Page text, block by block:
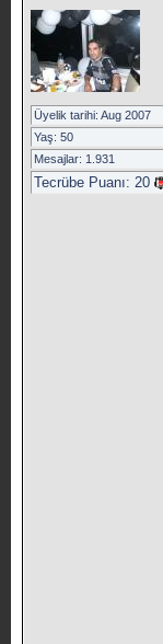
Üyelik tarihi: Aug 2007
Yaş: 50
Mesajlar: 1.931
Tecrübe Puanı: 20